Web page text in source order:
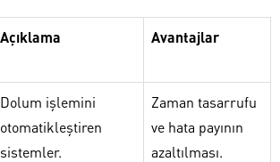
Açıklama Avantajlar
Dolum işlemini
otomatikleştiren
sistemler.
Zaman tasarrufu
ve hata payının
azaltılması.